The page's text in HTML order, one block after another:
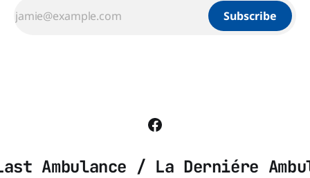
Subscribe
Ambulance / La Derniére